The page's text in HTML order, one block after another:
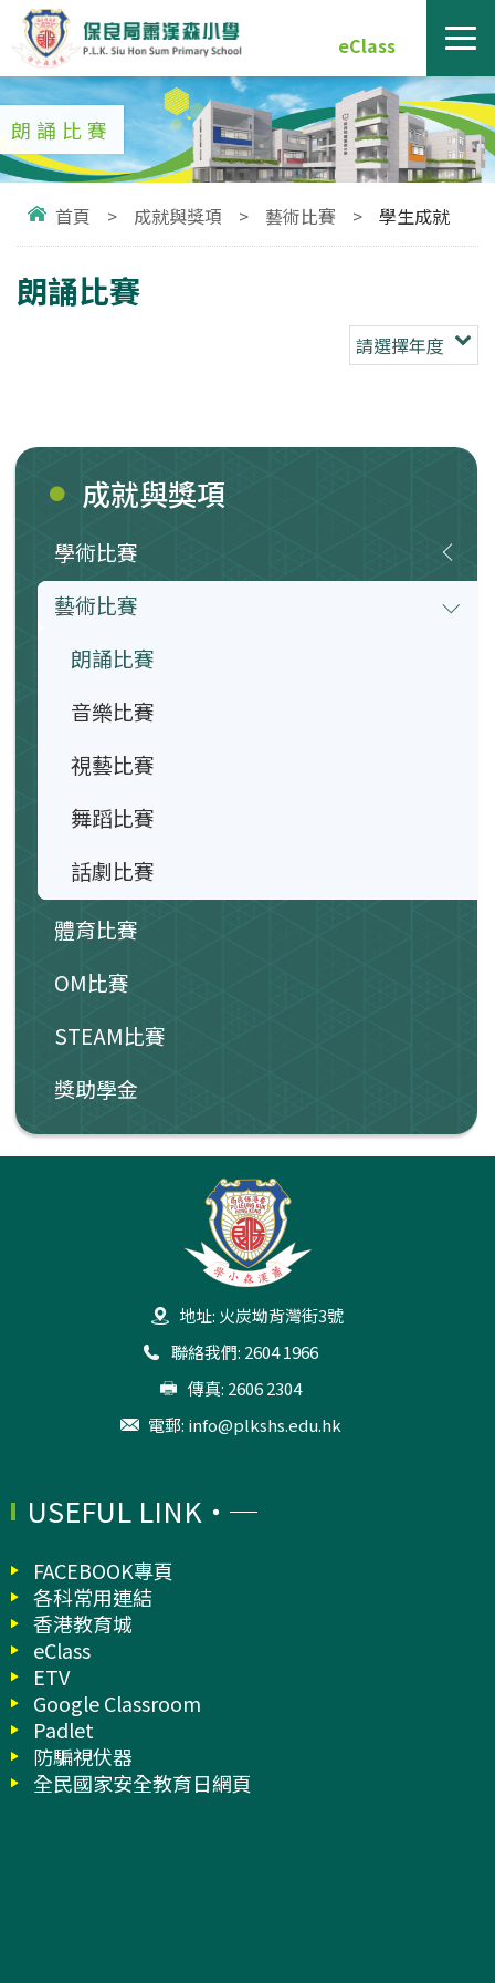
eClass
朗誦比賽
首頁 > 成就與獎項 > 藝術比賽 > 學生成就
朗誦比賽
請選擇年度
成就與獎項
學術比賽
藝術比賽
朗誦比賽
音樂比賽
視藝比賽
舞蹈比賽
話劇比賽
體育比賽
OM比賽
STEAM比賽
獎助學金
地址: 火炭坳背灣街3號
聯絡我們: 2604 1966
傳真: 2606 2304
電郵: info@plkshs.edu.hk
USEFUL LINK
FACEBOOK專頁
各科常用連結
香港教育城
eClass
ETV
Google Classroom
Padlet
防騙視伏器
全民國家安全教育日網頁